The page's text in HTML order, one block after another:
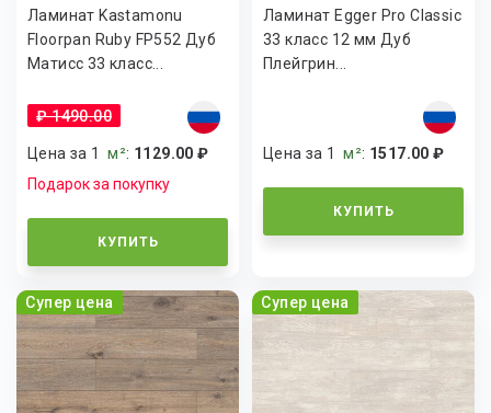
Ламинат Kastamonu
Floorpan Ruby FP552 Дуб
Матисс 33 класс...
₽ 1490.00
Цена за 1м²: 1129.00 ₽
Подарок за покупку
КУПИТЬ
Ламинат Egger Pro Classic
33 класс 12 мм Дуб
Плейгрин...
Цена за 1м²: 1517.00 ₽
КУПИТЬ
Супер цена Супер цена